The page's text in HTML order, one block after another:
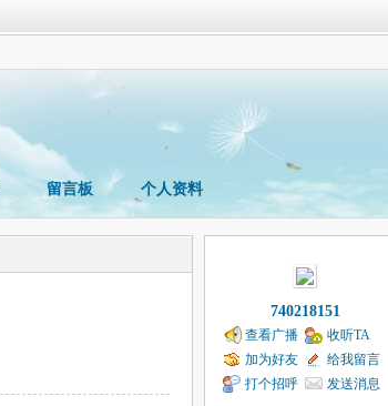
留言板 个人资料
740218151
查看广播
收听TA
加为好友
给我留言
打个招呼
发送消息